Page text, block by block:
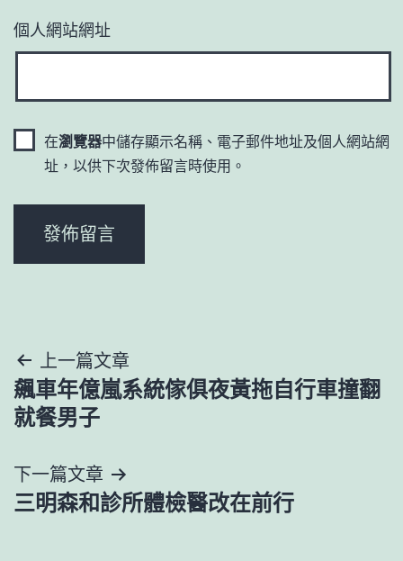
個人網站網址
在瀏覽器中儲存顯示名稱、電子郵件地址及個人網站網
址，以供下次發佈留言時使用。
文
章
覽
上一篇文章
飆車年億嵐系統傢俱夜黃拖自行車撞翻
就餐男子
下一篇文章
三明森和診所體檢醫改在前行